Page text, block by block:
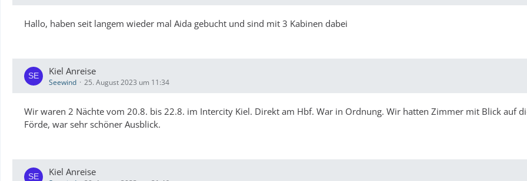
Hallo, haben seit langem wieder mal Aida gebucht und sind mit 3 Kabinen dabei
Kiel Anreise
Seewind 25. August 2023 um 11:34
Wir waren 2 Nächte vom 20.8. bis 22.8. im Intercity Kiel. Direkt am Hbf. War in Ordnung. Wir hatten Zimmer mit Blick auf
Förde, war sehr schöner Ausblick.
Kiel Anreise